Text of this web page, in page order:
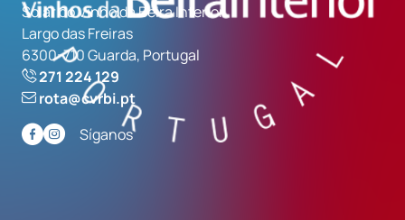
Solar do Vinho da Beira Interior
Largo das Freiras
6300-710 Guarda, Portugal
271 224 129
rota@cvrbi.pt
Síganos